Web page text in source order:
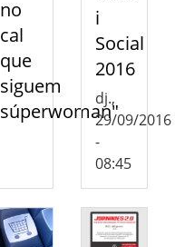
no
cal
que
siguem
súperwoman"
i
Social
2016
dj.,
29/09/2016
-
08:45